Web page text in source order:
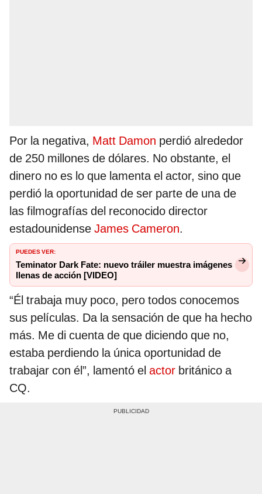
Por la negativa, Matt Damon perdió alrededor
de 250 millones de dólares. No obstante, el
dinero no es lo que lamenta el actor, sino que
perdió la oportunidad de ser parte de una de
las filmografías del reconocido director
estadounidense James Cameron.
PUEDES VER:
Teminator Dark Fate: nuevo tráiler muestra imágenes
llenas de acción [VIDEO]
“Él trabaja muy poco, pero todos conocemos
sus películas. Da la sensación de que ha hecho
más. Me di cuenta de que diciendo que no,
estaba perdiendo la única oportunidad de
trabajar con él”, lamentó el actor británico a
CQ.